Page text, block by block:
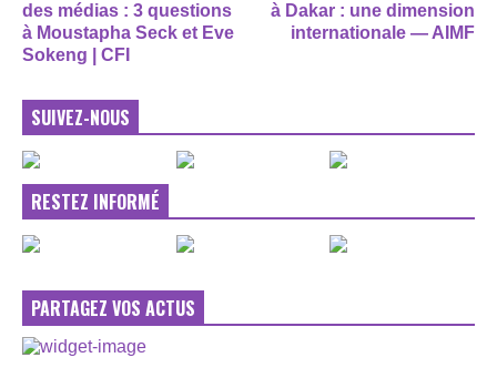
des médias : 3 questions
à Moustapha Seck et Eve
Sokeng | CFI
à Dakar : une dimension
internationale — AIMF
SUIVEZ-NOUS
RESTEZ INFORMÉ
PARTAGEZ VOS ACTUS